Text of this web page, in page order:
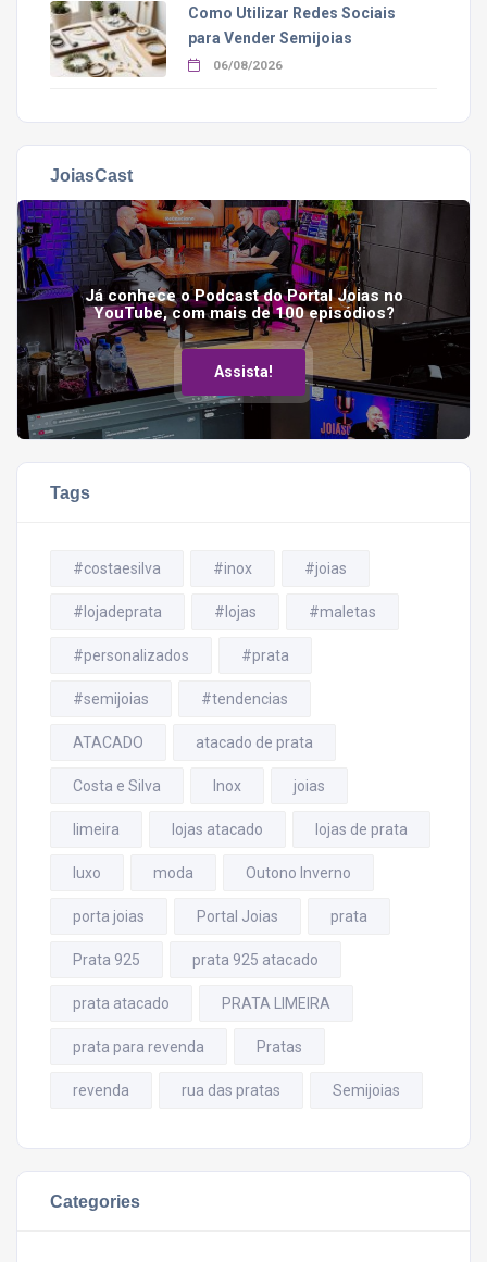
Como Utilizar Redes Sociais
para Vender Semijoias
06/08/2026
JoiasCast
Já conhece o Podcast do Portal Joias no
YouTube, com mais de 100 episódios?
Assista!
Tags
#costaesilva #inox #joias
#lojadeprata #lojas #maletas
#personalizados #prata
#semijoias #tendencias
ATACADO atacado de prata
Costa e Silva Inox joias
limeira lojas atacado lojas de prata
luxo moda Outono Inverno
porta joias Portal Joias prata
Prata 925 prata 925 atacado
prata atacado PRATA LIMEIRA
prata para revenda Pratas
revenda rua das pratas Semijoias
Categories